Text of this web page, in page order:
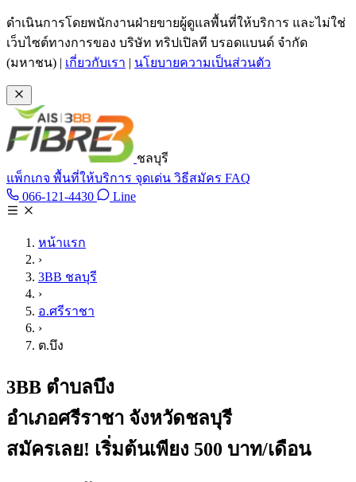
ข้ามไปเนื้อหาหลัก
ดำเนินการโดยพนักงานฝ่ายขายผู้ดูแลพื้นที่ให้บริการ และไม่ใช่
เว็บไซต์ทางการของ บริษัท ทริปเปิลที บรอดแบนด์ จำกัด
(มหาชน) | เกี่ยวกับเรา | นโยบายความเป็นส่วนตัว
ชลบุรี
แพ็กเกจ พื้นที่ให้บริการ จุดเด่น วิธีสมัคร FAQ
066-121-4430 โทร 066-121-4430
LineLine @tan3bb
หน้าแรก
›
3BB ชลบุรี
›
อ.ศรีราชา
›
ต.บึง
3BB ตำบลบึง
อำเภอศรีราชา จังหวัดชลบุรี
สมัครเลย! เริ่มต้นเพียง 500 บาท/เดือน